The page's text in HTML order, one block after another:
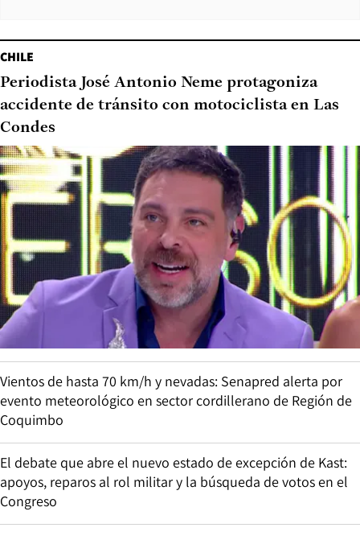
CHILE
Periodista José Antonio Neme protagoniza
accidente de tránsito con motociclista en Las
Condes
Vientos de hasta 70 km/h y nevadas: Senapred alerta por
evento meteorológico en sector cordillerano de Región de
Coquimbo
El debate que abre el nuevo estado de excepción de Kast:
apoyos, reparos al rol militar y la búsqueda de votos en el
Congreso